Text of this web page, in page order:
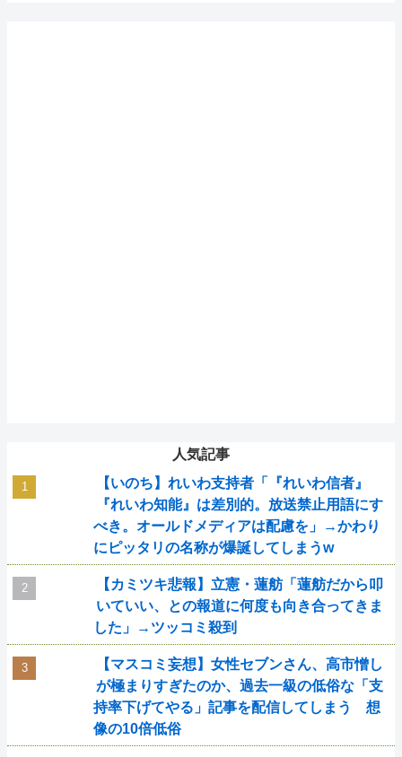
人気記事
【いのち】れいわ支持者「『れいわ信者』
『れいわ知能』は差別的。放送禁止用語にす
べき。オールドメディアは配慮を」→かわり
にピッタリの名称が爆誕してしまうw
【カミツキ悲報】立憲・蓮舫「蓮舫だから叩
いていい、との報道に何度も向き合ってきま
した」→ツッコミ殺到
【マスコミ妄想】女性セブンさん、高市憎し
が極まりすぎたのか、過去一級の低俗な「支
持率下げてやる」記事を配信してしまう 想
像の10倍低俗